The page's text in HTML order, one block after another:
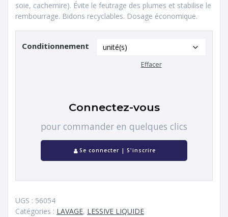
soie, cachemire). Évite le feutrage des plumes et stabilise le
rembourrage. Bidons recyclables. Dosage économique.
Conditionnement
Effacer
Connectez-vous
pour commander en quelques clics
Se connecter | S'inscrire
UGS : 56054
Catégories : LAVAGE, LESSIVE LIQUIDE